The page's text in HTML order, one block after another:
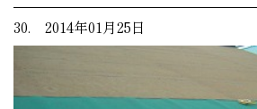
30. 2014年01月25日